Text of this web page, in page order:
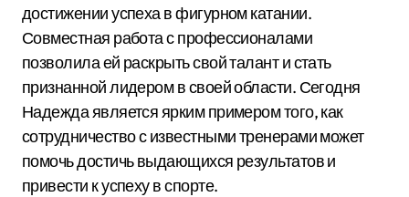
достижении успеха в фигурном катании.
Совместная работа с профессионалами
позволила ей раскрыть свой талант и стать
признанной лидером в своей области. Сегодня
Надежда является ярким примером того, как
сотрудничество с известными тренерами может
помочь достичь выдающихся результатов и
привести к успеху в спорте.